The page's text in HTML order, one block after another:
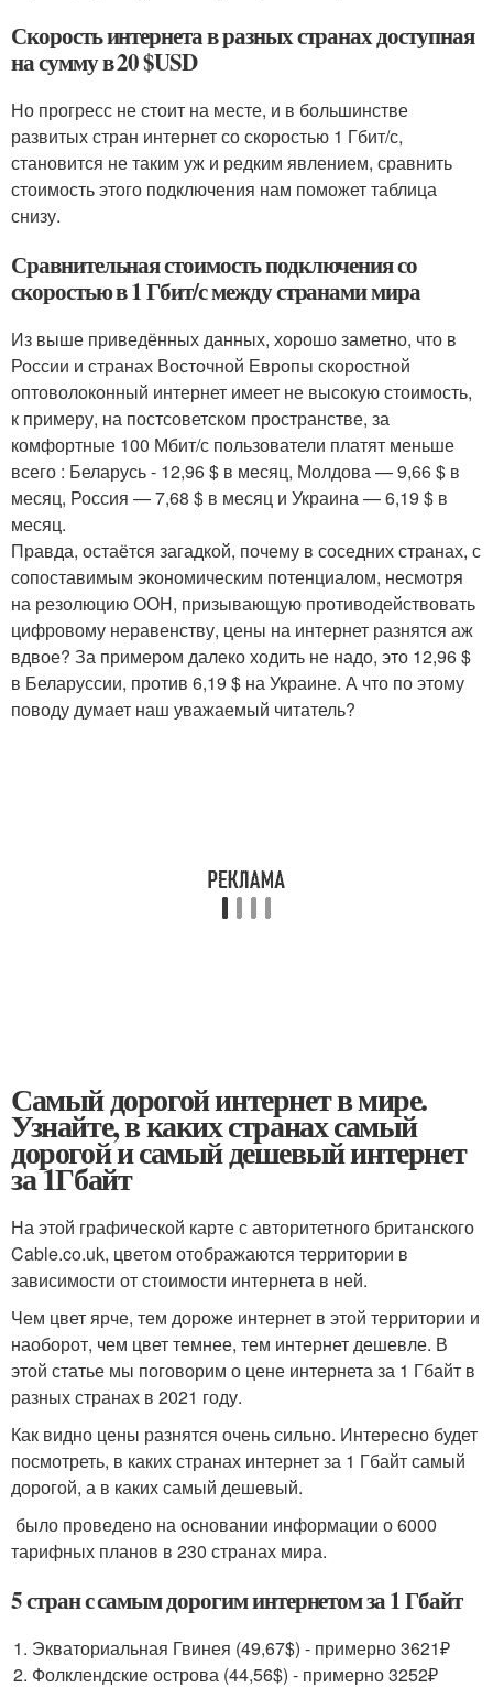
Скорость интернета в разных странах доступная
на сумму в 20 $USD
Но прогресс не стоит на месте, и в большинстве
развитых стран интернет со скоростью 1 Гбит/с,
становится не таким уж и редким явлением, сравнить
стоимость этого подключения нам поможет таблица
снизу.
Сравнительная стоимость подключения со
скоростью в 1 Гбит/с между странами мира
Из выше приведённых данных, хорошо заметно, что в
России и странах Восточной Европы скоростной
оптоволоконный интернет имеет не высокую стоимость,
к примеру, на постсоветском пространстве, за
комфортные 100 Мбит/с пользователи платят меньше
всего : Беларусь - 12,96 $ в месяц, Молдова — 9,66 $ в
месяц, Россия — 7,68 $ в месяц и Украина — 6,19 $ в
месяц.
Правда, остаётся загадкой, почему в соседних странах, с
сопоставимым экономическим потенциалом, несмотря
на резолюцию ООН, призывающую противодействовать
цифровому неравенству, цены на интернет разнятся аж
вдвое? За примером далеко ходить не надо, это 12,96 $
в Беларуссии, против 6,19 $ на Украине. А что по этому
поводу думает наш уважаемый читатель?
Самый дорогой интернет в мире.
Узнайте, в каких странах самый
дорогой и самый дешевый интернет
за 1Гбайт
На этой графической карте с авторитетного британского
Cable.co.uk, цветом отображаются территории в
зависимости от стоимости интернета в ней.
Чем цвет ярче, тем дороже интернет в этой территории и
наоборот, чем цвет темнее, тем интернет дешевле. В
этой статье мы поговорим о цене интернета за 1 Гбайт в
разных странах в 2021 году.
Как видно цены разнятся очень сильно. Интересно будет
посмотреть, в каких странах интернет за 1 Гбайт самый
дорогой, а в каких самый дешевый.
было проведено на основании информации о 6000
тарифных планов в 230 странах мира.
5 стран с самым дорогим интернетом за 1 Гбайт
Экваториальная Гвинея (49,67$) - примерно 3621₽
Фолклендские острова (44,56$) - примерно 3252₽